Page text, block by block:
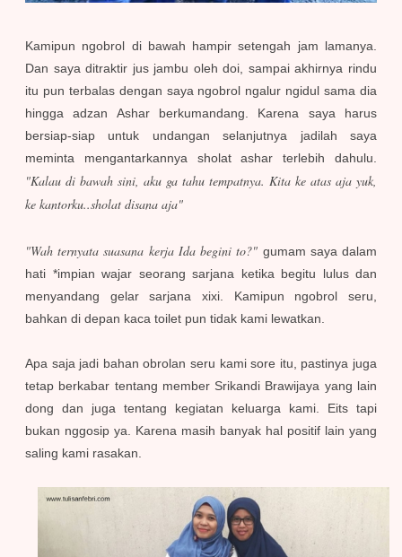
Kamipun ngobrol di bawah hampir setengah jam lamanya.
Dan saya ditraktir jus jambu oleh doi, sampai akhirnya rindu
itu pun terbalas dengan saya ngobrol ngalur ngidul sama dia
hingga adzan Ashar berkumandang. Karena saya harus
bersiap-siap untuk undangan selanjutnya jadilah saya
meminta mengantarkannya sholat ashar terlebih dahulu.
"Kalau di bawah sini, aku ga tahu tempatnya. Kita ke atas aja yuk,
ke kantorku..sholat disana aja"
"Wah ternyata suasana kerja Ida begini to?" gumam saya dalam
hati *impian wajar seorang sarjana ketika begitu lulus dan
menyandang gelar sarjana xixi. Kamipun ngobrol seru,
bahkan di depan kaca toilet pun tidak kami lewatkan.
Apa saja jadi bahan obrolan seru kami sore itu, pastinya juga
tetap berkabar tentang member Srikandi Brawijaya yang lain
dong dan juga tentang kegiatan keluarga kami. Eits tapi
bukan nggosip ya. Karena masih banyak hal positif lain yang
saling kami rasakan.